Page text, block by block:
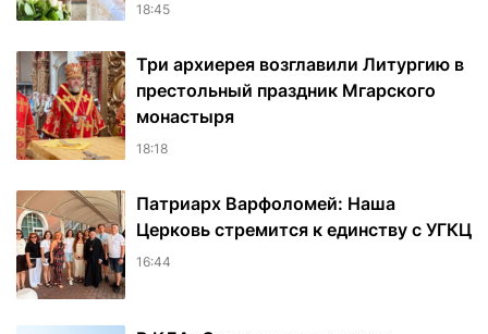
18:45
Три архиерея возглавили Литургию в
престольный праздник Мгарского
монастыря
18:18
Патриарх Варфоломей: Наша
Церковь стремится к единству с УГКЦ
16:44